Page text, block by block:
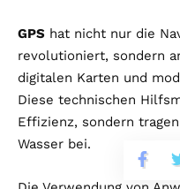
GPS hat nicht nur die
revolutioniert, sondern
digitalen Karten und
Diese technischen
Effizienz, sondern
Wasser bei.